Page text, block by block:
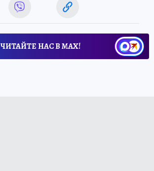
ЧИТАЙТЕ НАС В МАХ!